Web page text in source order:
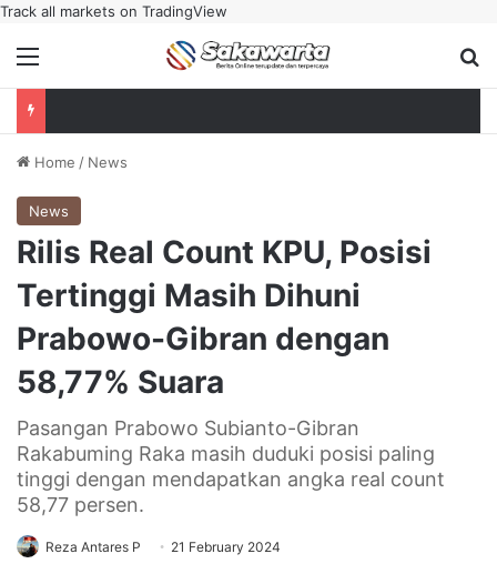
Track all markets on TradingView
Menu
Home / News
News
Rilis Real Count KPU, Posisi
Tertinggi Masih Dihuni
Prabowo-Gibran dengan
58,77% Suara
Pasangan Prabowo Subianto-Gibran
Rakabuming Raka masih duduki posisi paling
tinggi dengan mendapatkan angka real count
58,77 persen.
Reza Antares P 21 February 2024